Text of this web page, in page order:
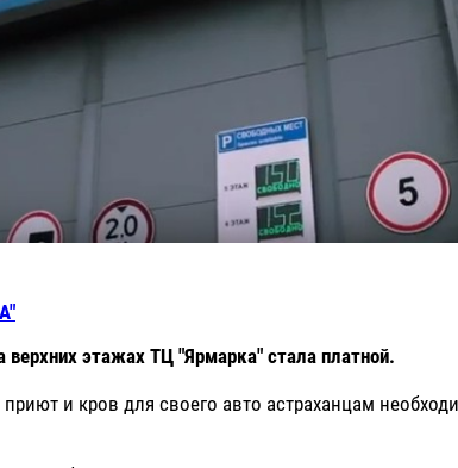
верхних этажах ТЦ "Ярмарка"стала платной.
приют и кров для своего авто астраханцам